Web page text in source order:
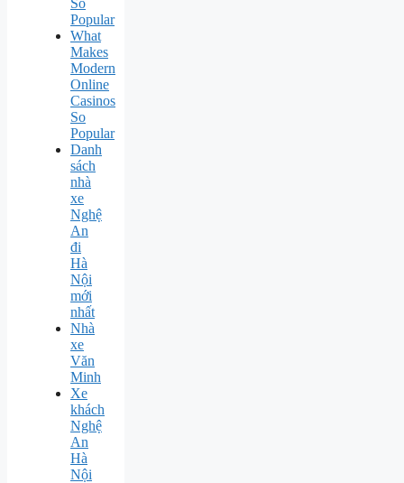
So
Popular
What
Makes
Modern
Online
Casinos
So
Popular
Danh
sách
nhà
xe
Nghệ
An
đi
Hà
Nội
mới
nhất
Nhà
xe
Văn
Minh
Xe
khách
Nghệ
An
Hà
Nội